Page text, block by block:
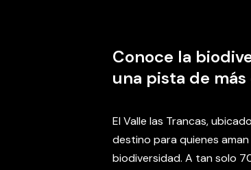
Conoce la
una pista de más
El Valle las Trancas,
destino para quienes
biodiversidad. A tan solo